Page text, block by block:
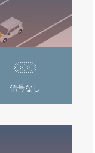
信号なし